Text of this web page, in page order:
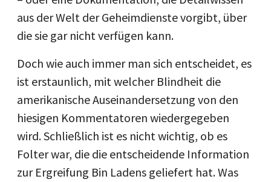
aus der Welt der Geheimdienste vorgibt, über
die sie gar nicht verfügen kann.
Doch wie auch immer man sich entscheidet, es
ist erstaunlich, mit welcher Blindheit die
amerikanische Auseinandersetzung von den
hiesigen Kommentatoren wiedergegeben
wird. Schließlich ist es nicht wichtig, ob es
Folter war, die die entscheidende Information
zur Ergreifung Bin Ladens geliefert hat. Was